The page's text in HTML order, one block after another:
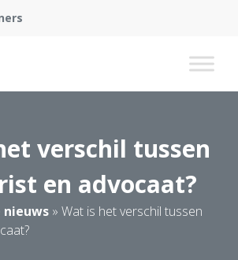
verschil tussen
en advocaat?
» Wat is het verschil tussen